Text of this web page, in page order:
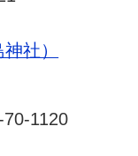
社）
70-1120